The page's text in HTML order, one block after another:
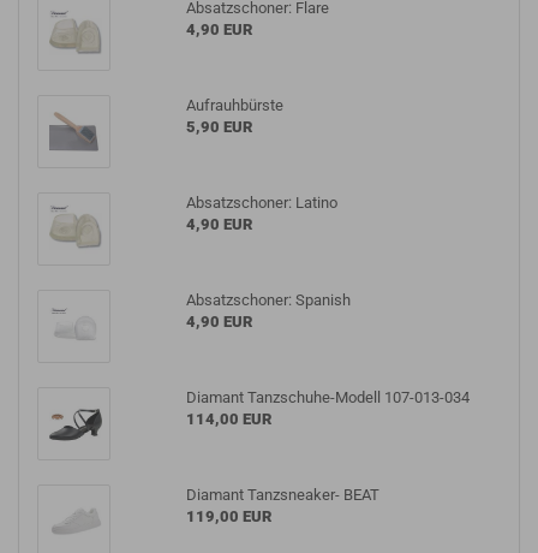
Absatzschoner: Flare
4,90 EUR
Aufrauhbürste
5,90 EUR
Absatzschoner: Latino
4,90 EUR
Absatzschoner: Spanish
4,90 EUR
Diamant Tanzschuhe-Modell 107-013-034
114,00 EUR
Diamant Tanzsneaker- BEAT
119,00 EUR